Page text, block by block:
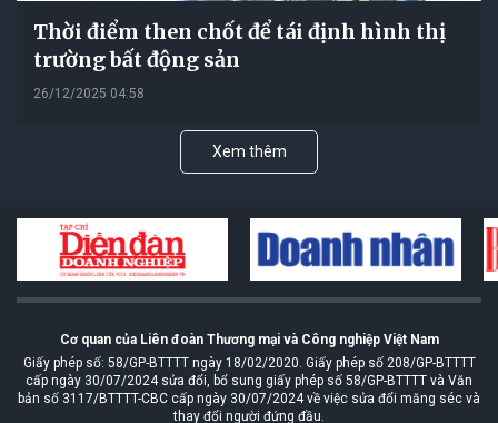
Thời điểm then chốt để tái định hình thị
trường bất động sản
26/12/2025 04:58
Xem thêm
Cơ quan của Liên đoàn Thương mại và Công nghiệp Việt Nam
Giấy phép số: 58/GP-BTTTT ngày 18/02/2020. Giấy phép số 208/GP-BTTTT
cấp ngày 30/07/2024 sửa đổi, bổ sung giấy phép số 58/GP-BTTTT và Văn
bản số 3117/BTTTT-CBC cấp ngày 30/07/2024 về việc sửa đổi măng séc và
thay đổi người đứng đầu.